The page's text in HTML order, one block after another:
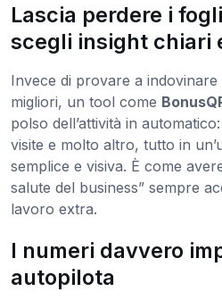
Lascia perdere i
scegli insight chiari
Invece di provare a
migliori, un tool come
polso dell’attività in
visite e molto altro, tutto in
semplice e visiva. È come
salute del business” sempre
lavoro extra.
I numeri davvero
autopilota